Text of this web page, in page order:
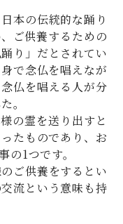
本の伝統的な踊り
ご供養するための
り」だとされてい
で念仏を唱えなが
仏を唱える人が分
。
の霊を送り出すと
たものであり、お
1つです。
ご供養をするとい
流という意味も持